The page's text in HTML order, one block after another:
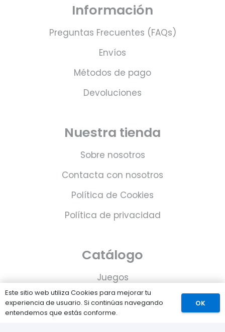
Información
Preguntas Frecuentes (FAQs)
Envíos
Métodos de pago
Devoluciones
Nuestra tienda
Sobre nosotros
Contacta con nosotros
Política de Cookies
Política de privacidad
Catálogo
Juegos
Consolas
Accesorios para tu PS5
Este sitio web utiliza Cookies para mejorar tu
experiencia de usuario. Si continúas navegando
entendemos que estás conforme.
OK